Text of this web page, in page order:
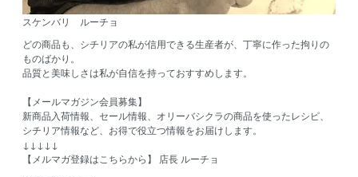
スケンバリ ルーチョ
どの商品も、シチリアの私が信用できる生産者が、丁寧に作った拘りの
ものばかり。
品質と美味しさは私が自信を持っておすすめします。
【メールマガジン会員募集】
新商品入荷情報、セール情報、オリーバシクラの商品を使ったレシピ、
シチリア情報など、お得で役立つ情報をお届けします。
↓↓↓↓↓
【メルマガ登録はこちらから】
店長 ルーチョ